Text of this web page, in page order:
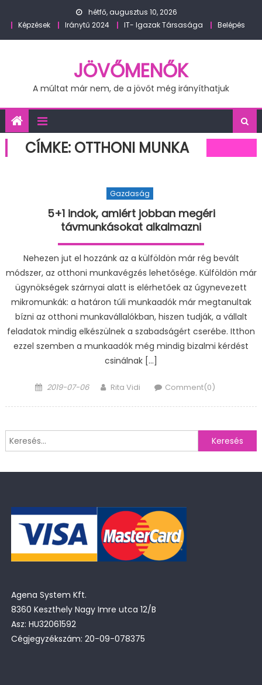
hétfő, augusztus 10, 2026
Képzések
Iránytű 2024 IT- Igazak Társasága Belépés
JÖVŐMENŐK
A múltat már nem, de a jövőt még irányíthatjuk
CÍMKE: OTTHONI MUNKA
Gazdaság
5+1 indok, amiért jobban megéri
távmunkásokat alkalmazni
Nehezen jut el hozzánk az a külföldön már rég bevált
módszer, az otthoni munkavégzés lehetősége. Külföldön már
ügynökségek szárnyai alatt is elérhetőek az úgynevezett
mikromunkák: a határon túli munkaadók már megtanultak
bízni az otthoni munkavállalókban, hiszen tudják, a vállalt
feladatok mindig elkészülnek a szabadságért cserébe. Itthon
ezzel szemben a munkaadók még mindig bizalmi kérdést
csinálnak […]
Posted
2019-07-06 Author
Rita Vidi Comment(0)
Keresés:
Agena System Kft.
8360 Keszthely Nagy Imre utca 12/B
Asz: HU32061592
Cégjegyzékszám: 20-09-078375